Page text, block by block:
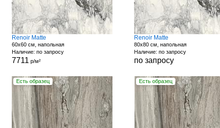
Renoir Matte
60x60 см, напольная
Наличие: по запросу
7711 р/м²
Renoir Matte
80x80 см, напольная
Наличие: по запросу
по запросу
Есть образец Есть образец